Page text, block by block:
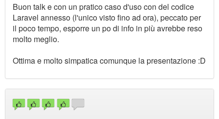
Buon talk e con un pratico caso d'uso con del codice
Laravel annesso (l'unico visto fino ad ora), peccato per
il poco tempo, esporre un po di info in più avrebbe reso
molto meglio.
Ottima e molto simpatica comunque la presentazione :D